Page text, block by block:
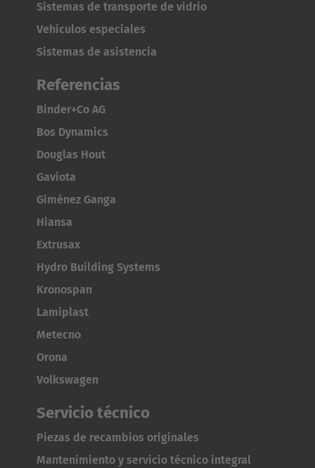
English Neutral
Sistemas de transporte de vidrio
Vehículos especiales
Sistemas de asistencia
Referencias
Binder+Co AG
Bos Dynamics
Douglas Hout
Gaviota
Giménez Ganga
Hiansa
Extrusax
Hydro Building Systems
Kronospan
Lamiplast
Metecno
Orona
Volkswagen
Servicio técnico
Piezas de recambios originales
Mantenimiento y servicio técnico integral